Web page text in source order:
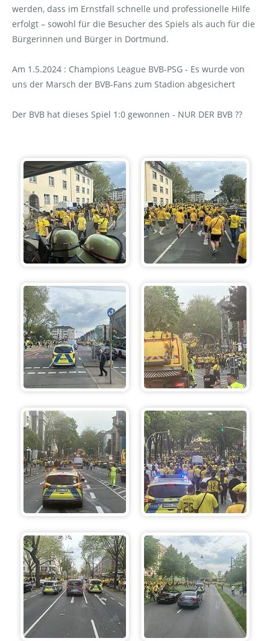
werden, dass im Ernstfall schnelle und professionelle Hilfe
erfolgt – sowohl für die Besucher des Spiels als auch für die
Bürgerinnen und Bürger in Dortmund.
Am 1.5.2024 : Champions League BVB-PSG - Es wurde von
uns der Marsch der BVB-Fans zum Stadion abgesichert
Der BVB hat dieses Spiel 1:0 gewonnen - NUR DER BVB ??